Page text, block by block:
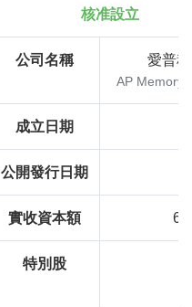
核准設立
公司名稱 愛普
AP Memory
成立日期
公開發行日期
實收資本額
特別股